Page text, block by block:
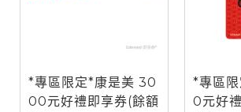
*專區限定*康是美 30
00元好禮即享券(餘額
*專區
0元好